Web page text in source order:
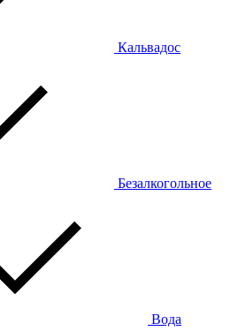
Кальвадос
Безалкогольное
Вода